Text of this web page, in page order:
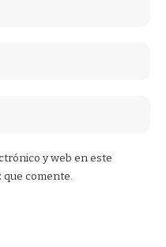
y web en este
que comente.